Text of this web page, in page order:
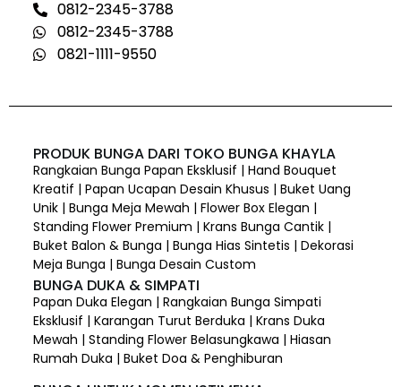
0812-2345-3788
0812-2345-3788
0821-1111-9550
PRODUK BUNGA DARI TOKO BUNGA KHAYLA
Rangkaian Bunga Papan Eksklusif | Hand Bouquet
Kreatif | Papan Ucapan Desain Khusus | Buket Uang
Unik | Bunga Meja Mewah | Flower Box Elegan |
Standing Flower Premium | Krans Bunga Cantik |
Buket Balon & Bunga | Bunga Hias Sintetis | Dekorasi
Meja Bunga | Bunga Desain Custom
BUNGA DUKA & SIMPATI
Papan Duka Elegan | Rangkaian Bunga Simpati
Eksklusif | Karangan Turut Berduka | Krans Duka
Mewah | Standing Flower Belasungkawa | Hiasan
Rumah Duka | Buket Doa & Penghiburan